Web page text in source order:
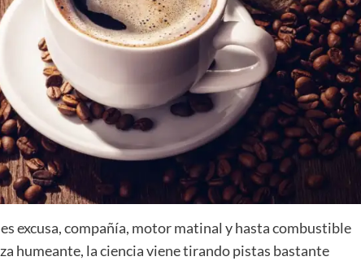
excusa, compañía, motor matinal y hasta combustible
humeante, la ciencia viene tirando pistas bastante